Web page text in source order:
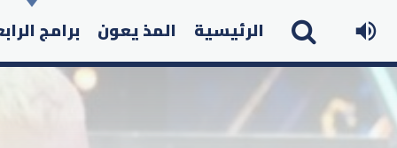
الرئيسية المذ يعون برامج